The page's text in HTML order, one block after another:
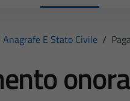
Anagrafe E Stato Civile /